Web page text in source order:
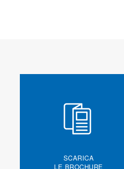
SCARICA
LE BROCHURE